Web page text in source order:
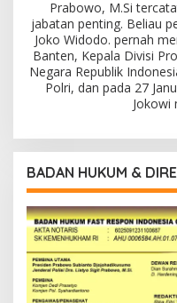
Prabowo, M.Si
jabatan penting. Beliau
Joko Widodo. pernah
Banten, Kepala Divisi
Negara Republik
Polri, dan pada 27
Jokowi
BADAN HUKUM &